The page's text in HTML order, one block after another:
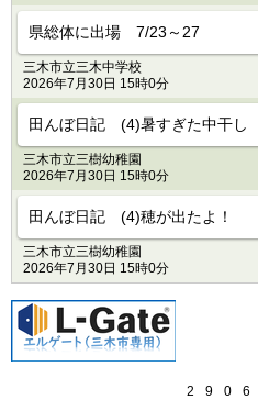
県総体に出場 7/23～27
三木市立三木中学校
2026年7月30日 15時0分
田んぼ日記 (4)暑すぎた中干し
三木市立三樹幼稚園
2026年7月30日 15時0分
田んぼ日記 (4)穂が出たよ！
三木市立三樹幼稚園
2026年7月30日 15時0分
2 9 0 6